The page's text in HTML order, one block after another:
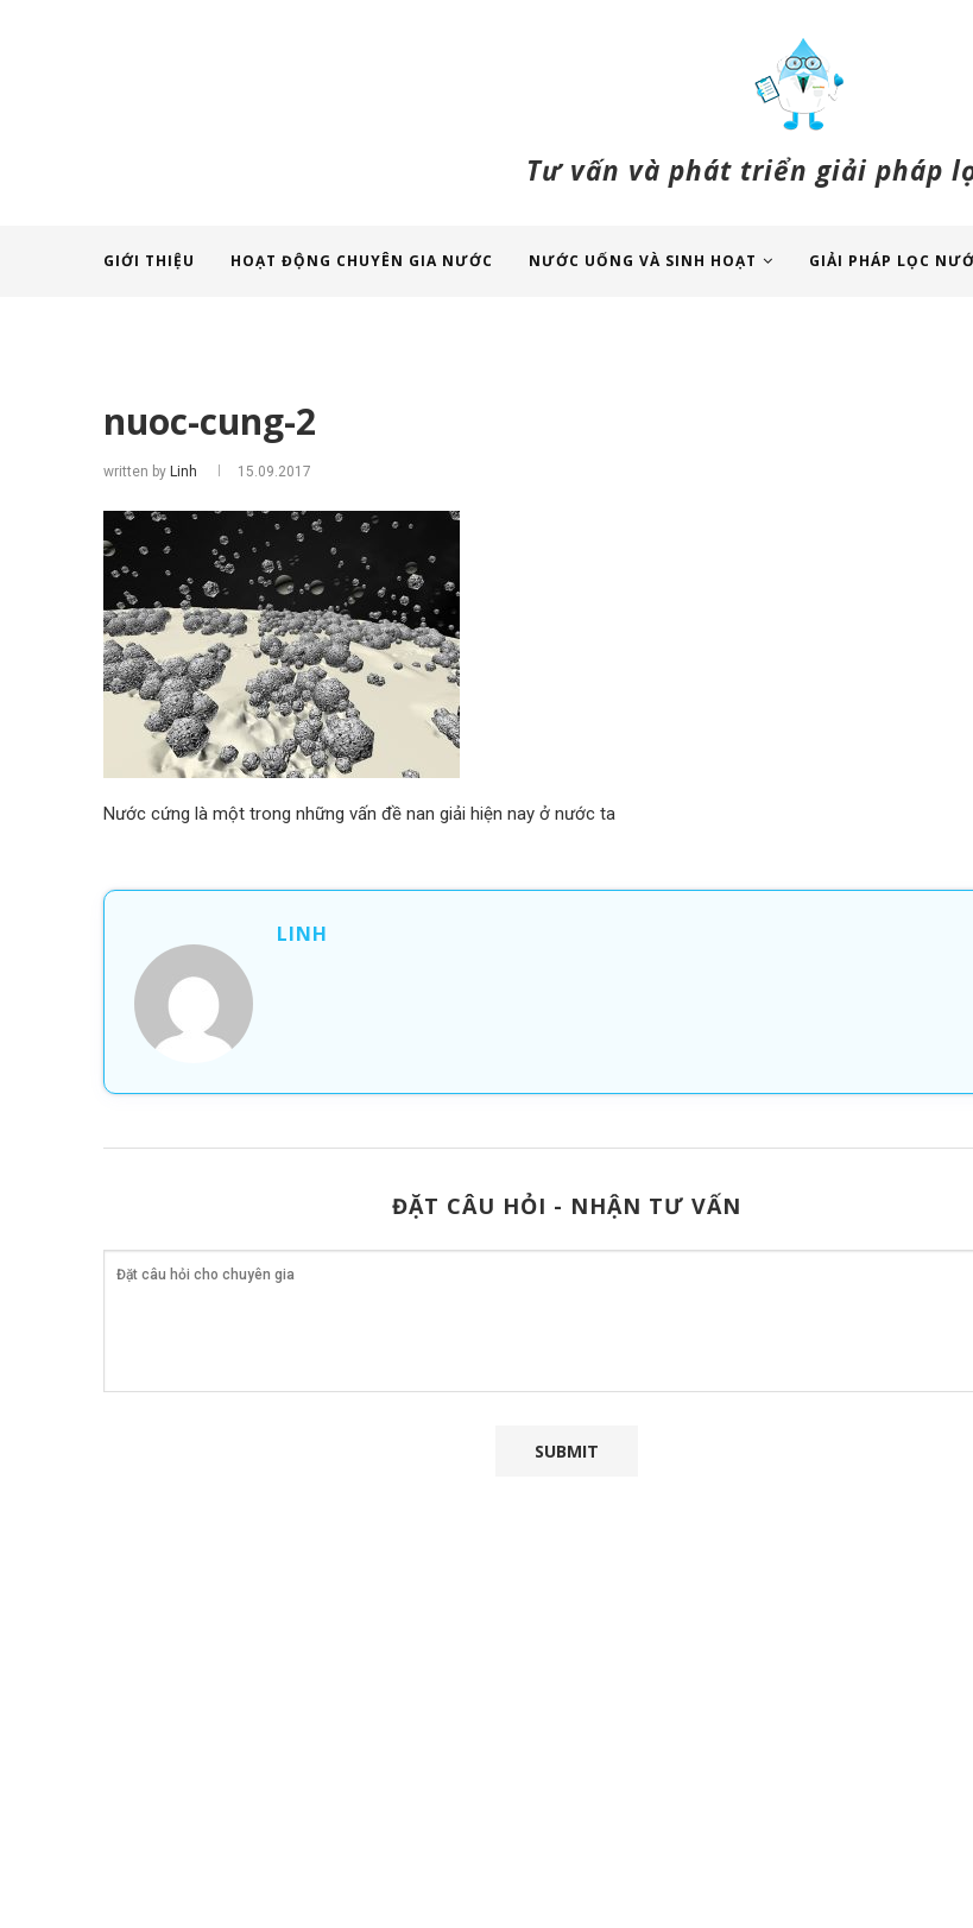
Tư vấn và phát triển giải pháp
GIỚI THIỆU HOẠT ĐỘNG CHUYÊN GIA NƯỚC NƯỚC UỐNG VÀ SINH HOẠT GIẢI PHÁP LỌC
nuoc-cung-2
written by Linh 15.09.2017
Nước cứng là một trong những vấn đề nan giải hiện nay ở nước ta
LINH
ĐẶT CÂU HỎI - NHẬN TƯ VẤN